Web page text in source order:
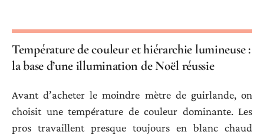
Température de couleur et hiérarchie lumineuse :
la base d’une illumination de Noël réussie
Avant d’acheter le moindre mètre de guirlande, on
choisit une température de couleur dominante. Les
pros travaillent presque toujours en blanc chaud